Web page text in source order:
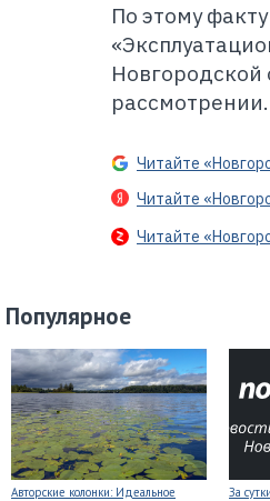
По этому
Новгородской
Читайте
Читайте
Читайте
Популярное
Авторские колонки: Идеальное
За